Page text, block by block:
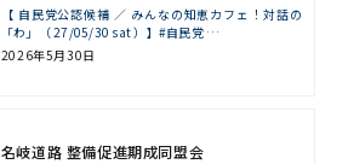
話の「わ」
【 自民党公認候補 ／ みんなの知恵カフェ！対話の
「わ」（ 27/05/30 sat ）】#自民党 …
2026年5月30日
名岐道路 整備促進期成同盟会